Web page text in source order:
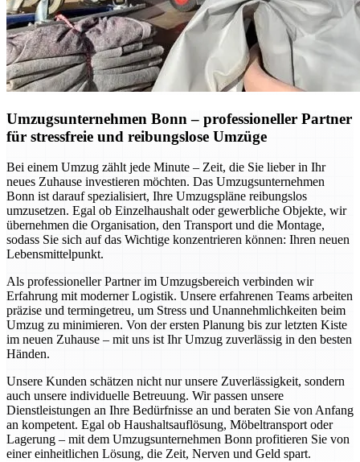
Umzugsunternehmen Bonn – professioneller Partner
für stressfreie und reibungslose Umzüge
Bei einem Umzug zählt jede Minute – Zeit, die Sie lieber in Ihr
neues Zuhause investieren möchten. Das Umzugsunternehmen
Bonn ist darauf spezialisiert, Ihre Umzugspläne reibungslos
umzusetzen. Egal ob Einzelhaushalt oder gewerbliche Objekte, wir
übernehmen die Organisation, den Transport und die Montage,
sodass Sie sich auf das Wichtige konzentrieren können: Ihren neuen
Lebensmittelpunkt.
Als professioneller Partner im Umzugsbereich verbinden wir
Erfahrung mit moderner Logistik. Unsere erfahrenen Teams arbeiten
präzise und termingetreu, um Stress und Unannehmlichkeiten beim
Umzug zu minimieren. Von der ersten Planung bis zur letzten Kiste
im neuen Zuhause – mit uns ist Ihr Umzug zuverlässig in den besten
Händen.
Unsere Kunden schätzen nicht nur unsere Zuverlässigkeit, sondern
auch unsere individuelle Betreuung. Wir passen unsere
Dienstleistungen an Ihre Bedürfnisse an und beraten Sie von Anfang
an kompetent. Egal ob Haushaltsauflösung, Möbeltransport oder
Lagerung – mit dem Umzugsunternehmen Bonn profitieren Sie von
einer einheitlichen Lösung, die Zeit, Nerven und Geld spart.